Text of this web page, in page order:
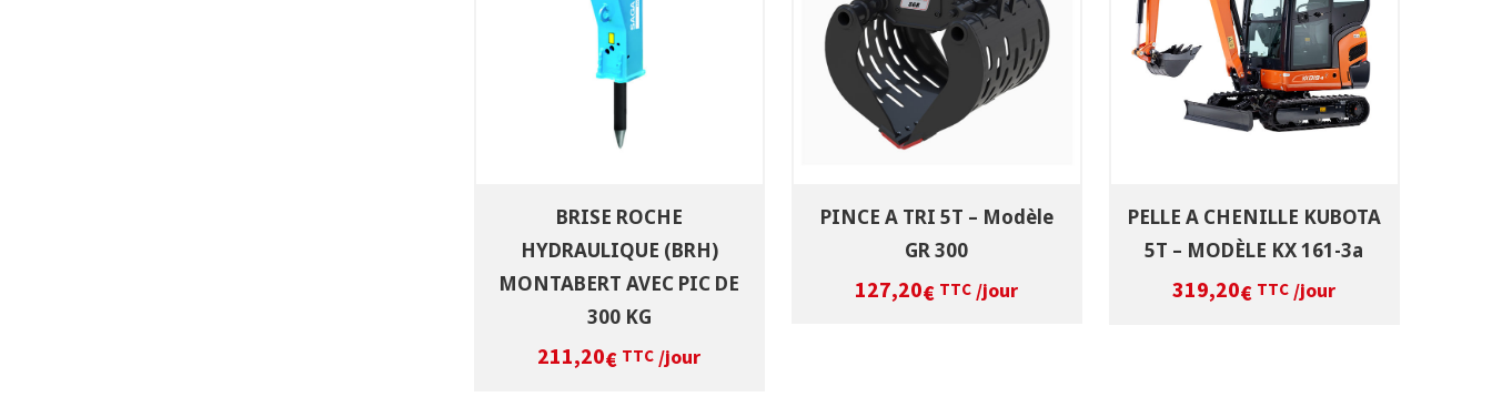
SÉLECTIONNEZ LES DATES
VOIR LE PRODUIT
BRISE ROCHE
HYDRAULIQUE (BRH)
MONTABERT AVEC PIC DE
300 KG
211,20€ TTC /jour
SÉLECTIONNEZ LES DATES
VOIR LE PRODUIT
PINCE A TRI 5T – Modèle
GR 300
127,20€ TTC /jour
SÉLECTIONNEZ LES DATES
VOIR LE PRODUIT
PELLE A CHENILLE KUBOTA
5T – MODÈLE KX 161-3a
319,20€ TTC /jour